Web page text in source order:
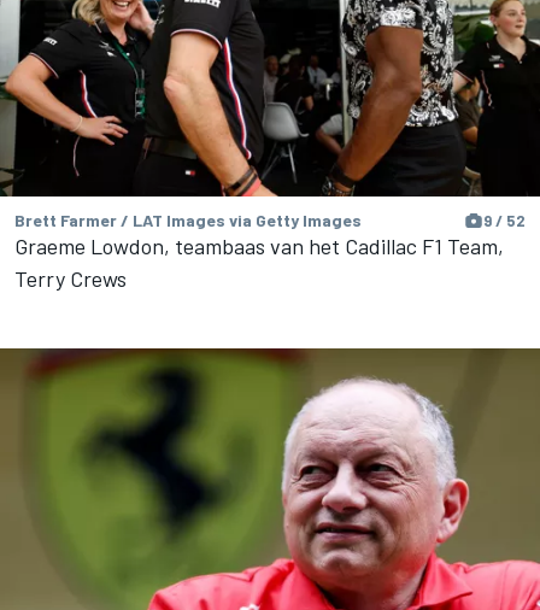
Brett Farmer / LAT Images via Getty Images 9 / 52
Graeme Lowdon, teambaas van het Cadillac F1 Team,
Terry Crews